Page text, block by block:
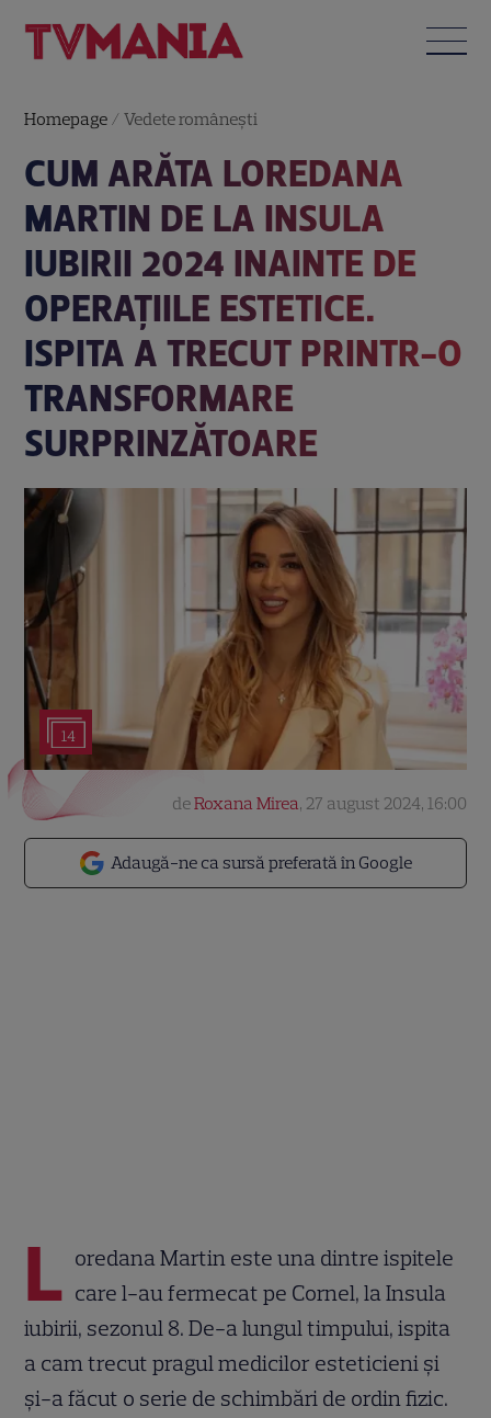
Homepage /Vedete româneşti
CUM ARĂTA LOREDANA
MARTIN DE LA INSULA
IUBIRII 2024 INAINTE DE
OPERAȚIILE ESTETICE.
ISPITA A TRECUT PRINTR-O
TRANSFORMARE
SURPRINZĂTOARE
14
Adaugă-ne ca sursă preferată în Google
deRoxana Mirea, 27 august 2024, 16:00
L oredana Martin este una dintre ispitele
care l-au fermecat pe Cornel, la Insula
iubirii, sezonul 8. De-a lungul timpului, ispita
a cam trecut pragul medicilor esteticieni și
și-a făcut o serie de schimbări de ordin fizic.